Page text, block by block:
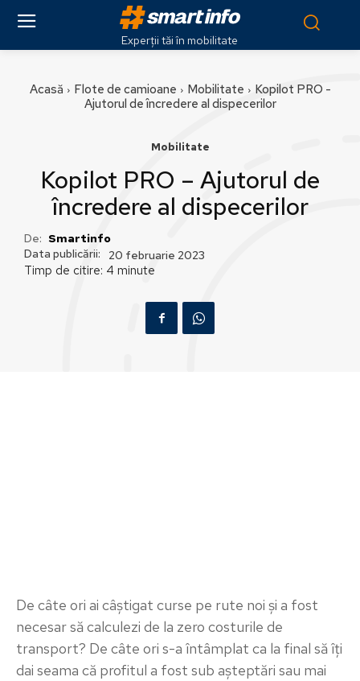
Experții tăi în mobilitate
Acasă Flote de camioane Mobilitate
Kopilot PRO -
Ajutorul de încredere al dispecerilor
Mobilitate
Kopilot PRO – Ajutorul de
încredere al dispecerilor
De: Smartinfo
Data publicării:
20 februarie 2023
Timp de citire: 4 minute
De câte ori ai câștigat curse pe rute noi și a fost
necesar să calculezi de la zero costurile de
transport? De câte ori s-a întâmplat ca la final să îți
dai seama că profitul a fost sub așteptări sau mai